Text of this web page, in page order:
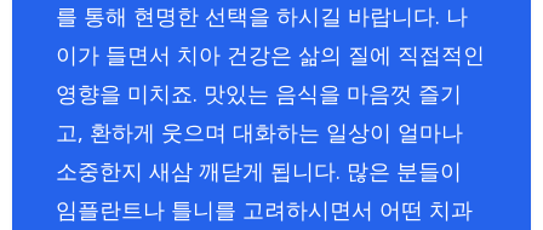
를 통해 현명한 선택을 하시길 바랍니다. 나
이가 들면서 치아 건강은 삶의 질에 직접적인
영향을 미치죠. 맛있는 음식을 마음껏 즐기
고, 환하게 웃으며 대화하는 일상이 얼마나
소중한지 새삼 깨닫게 됩니다. 많은 분들이
임플란트나 틀니를 고려하시면서 어떤 치과